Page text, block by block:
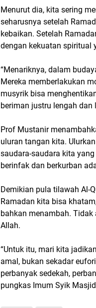
Menurut dia, kita sering
seharusnya setelah
kebaikan. Setelah
dengan kekuatan spiritual
“Menariknya, dalam
Mereka memberlakukan
musyrik bisa
beriman justru lengah dan
Prof Mustanir
uluran tangan kita.
saudara-saudara kita
berinfak dan berkurban
Demikian pula tilawah Al-
Ramadan kita bisa
bahkan menambah.
Allah.
“Untuk itu, mari kita
amal, bukan sekadar
perbanyak sedekah,
pungkas Imum Syik